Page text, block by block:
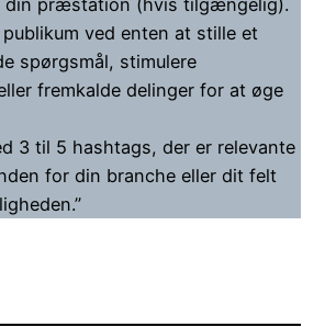
din præstation (hvis tilgængelig).
ved enten at stille et
spørgsmål, stimulere
fremkalde delinger for at øge
3 til 5 hashtags, der er relevante
for din branche eller dit felt